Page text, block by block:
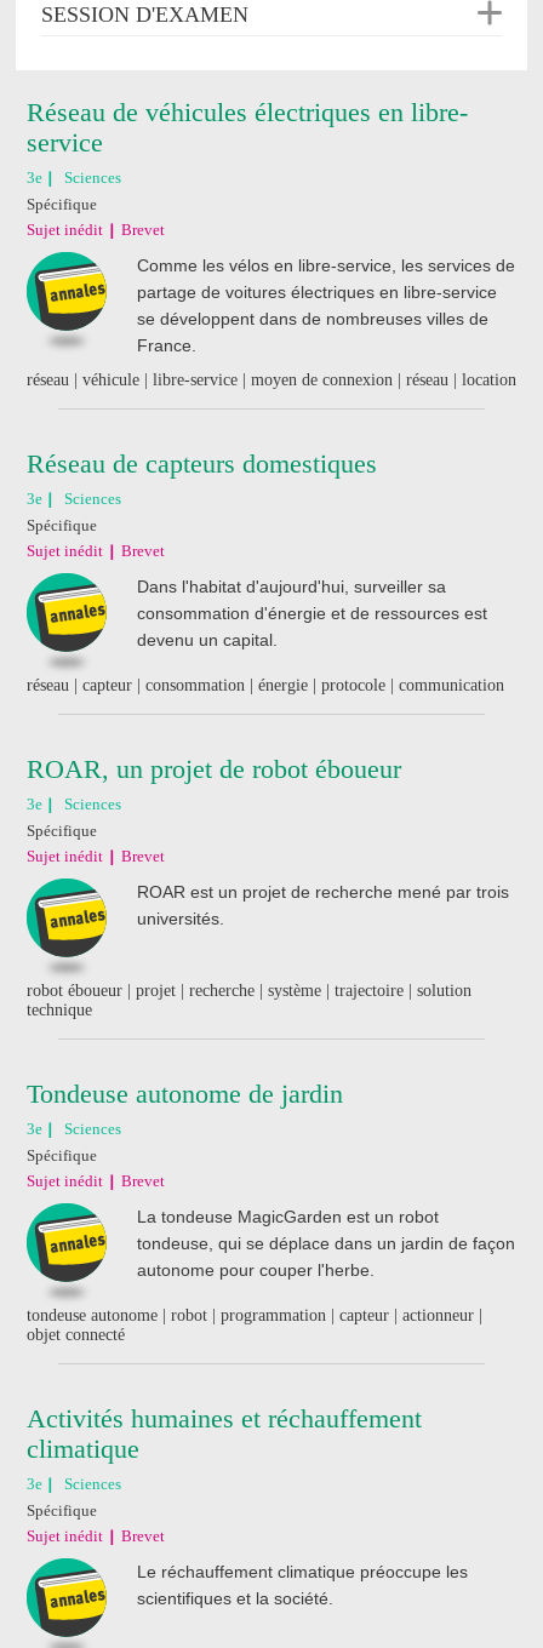
SESSION D'EXAMEN
Réseau de véhicules électriques en libre-
service
3e
Sciences
Spécifique
Sujet inédit
Brevet
Comme les vélos en libre-service, les services de
partage de voitures électriques en libre-service
se développent dans de nombreuses villes de
France.
réseau | véhicule | libre-service | moyen de connexion | réseau | location
Réseau de capteurs domestiques
3e
Sciences
Spécifique
Sujet inédit
Brevet
Dans l'habitat d'aujourd'hui, surveiller sa
consommation d'énergie et de ressources est
devenu un capital.
réseau | capteur | consommation | énergie | protocole | communication
ROAR, un projet de robot éboueur
3e
Sciences
Spécifique
Sujet inédit
Brevet
ROAR est un projet de recherche mené par trois
universités.
robot éboueur | projet | recherche | système | trajectoire | solution
technique
Tondeuse autonome de jardin
3e
Sciences
Spécifique
Sujet inédit
Brevet
La tondeuse MagicGarden est un robot
tondeuse, qui se déplace dans un jardin de façon
autonome pour couper l'herbe.
tondeuse autonome | robot | programmation | capteur | actionneur |
objet connecté
Activités humaines et réchauffement
climatique
3e
Sciences
Spécifique
Sujet inédit
Brevet
Le réchauffement climatique préoccupe les
scientifiques et la société.